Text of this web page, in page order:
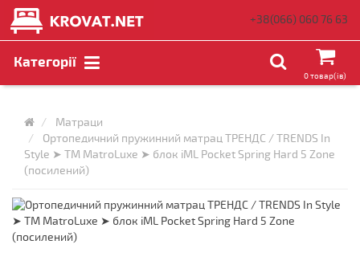
+38(066) 060 76 63
Категорії
0 товар(ів)
Матраци
Ортопедичний пружинний матрац ТРЕНДС / TRENDS In
Style ➤ ТМ MatroLuxe ➤ блок iML Pocket Spring Hard 5 Zone
(посилений)